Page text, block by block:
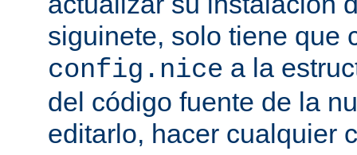
siguinete, solo tiene que
config.nice a la
del código fuente de la
editarlo, hacer cualquier